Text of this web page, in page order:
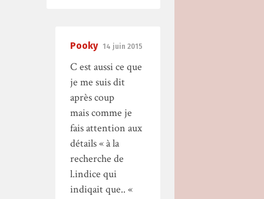
Pooky 14 juin 2015
C est aussi ce que
je me suis dit
après coup
mais comme je
fais attention aux
détails « à la
recherche de
l.indice qui
indiqait que.. «